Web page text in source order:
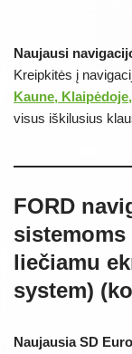
Naujausi
Kreipkitės į
Kaune,
visus iškilusius
FORD
sistemoms
liečiamu
system)
Naujausia SD